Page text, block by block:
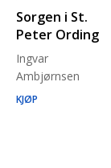
Sorgen i St.
Peter Ording
Ingvar
Ambjørnsen
KJØP